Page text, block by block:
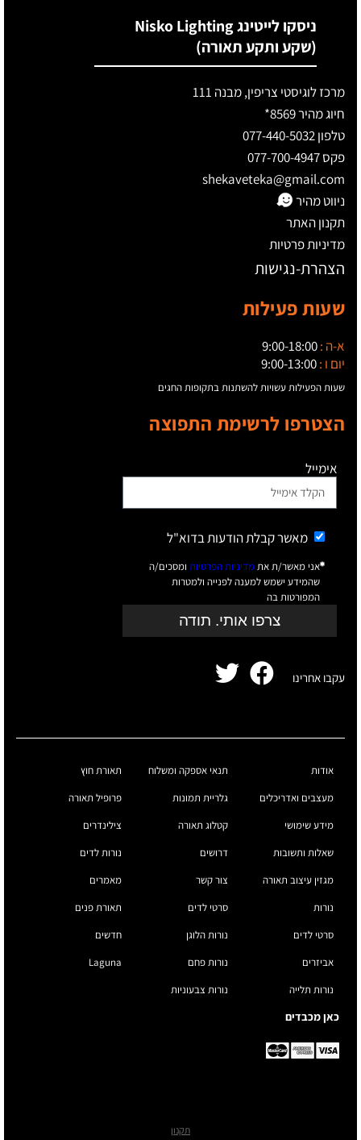
ניסקו לייטינג Nisko Lighting
(שקע ותקע תאורה)
מרכז לוגיסטי צריפין, מבנה 111
חיוג מהיר 8569*
טלפון 077-440-5032
פקס 077-700-4947
shekaveteka@gmail.com
ניווט מהיר
תקנון האתר
מדיניות פרטיות
הצהרת-נגישות
שעות פעילות
א-ה :9:00-18:00
יום ו :9:00-13:00
שעות הפעילות עשויות להשתנות בתקופות החגים
הצטרפו לרשימת התפוצה
אימייל
מאשר קבלת הודעות בדוא"ל
אני מאשר/ת אתמדיניות הפרטיות ומסכים/ה
שהמידע ישמש למענה לפנייה ולמטרות
המפורטות בה
צרפו אותי. תודה
עקבו אחרינו
אודות
מעצבים ואדריכלים
מידע שימושי
שאלות ותשובות
מגזין עיצוב תאורה
תנאי אספקה ומשלוח
גלריית תמונות
קטלוג תאורה
דרושים
צור קשר
תאורת חוץ
פרופיל תאורה
צילינדרים
נורות לדים
מאמרים
נורות
סרטי לדים
אביזרים
נורות תלייה
סרטי לדים
נורות הלוגן
נורות פחם
נורות צבעוניות
תאורת פנים
חדשים
Laguna
כאן מכבדים
תקנון